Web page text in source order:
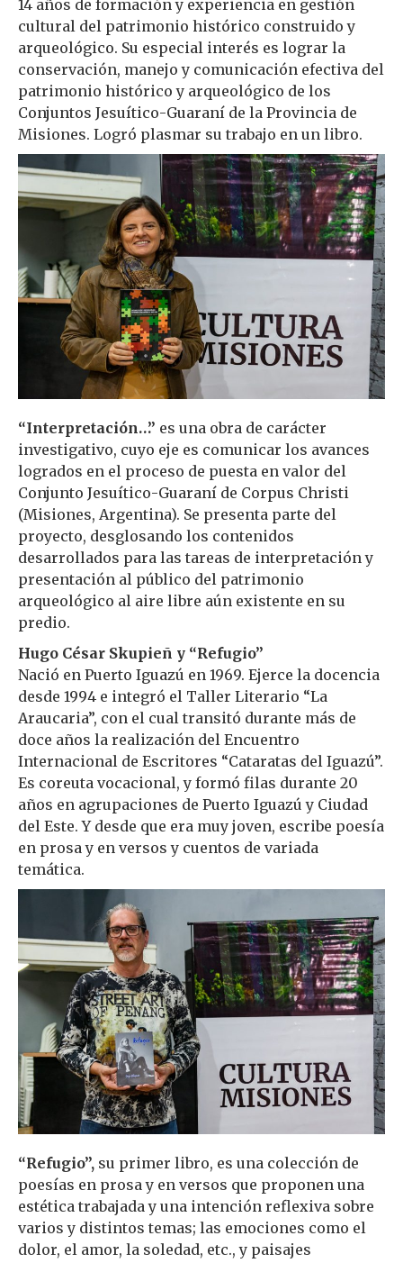
14 años de formación y experiencia en gestión
cultural del patrimonio histórico construido y
arqueológico. Su especial interés es lograr la
conservación, manejo y comunicación efectiva del
patrimonio histórico y arqueológico de los
Conjuntos Jesuítico-Guaraní de la Provincia de
Misiones. Logró plasmar su trabajo en un libro.
“Interpretación…” es una obra de carácter
investigativo, cuyo eje es comunicar los avances
logrados en el proceso de puesta en valor del
Conjunto Jesuítico-Guaraní de Corpus Christi
(Misiones, Argentina). Se presenta parte del
proyecto, desglosando los contenidos
desarrollados para las tareas de interpretación y
presentación al público del patrimonio
arqueológico al aire libre aún existente en su
predio.
Hugo César Skupieñ y “Refugio”
Nació en Puerto Iguazú en 1969. Ejerce la docencia
desde 1994 e integró el Taller Literario “La
Araucaria”, con el cual transitó durante más de
doce años la realización del Encuentro
Internacional de Escritores “Cataratas del Iguazú”.
Es coreuta vocacional, y formó filas durante 20
años en agrupaciones de Puerto Iguazú y Ciudad
del Este. Y desde que era muy joven, escribe poesía
en prosa y en versos y cuentos de variada
temática.
“Refugio”, su primer libro, es una colección de
poesías en prosa y en versos que proponen una
estética trabajada y una intención reflexiva sobre
varios y distintos temas; las emociones como el
dolor, el amor, la soledad, etc., y paisajes